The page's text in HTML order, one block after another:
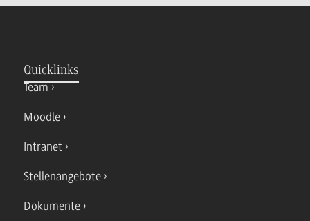
Quicklinks
Team
Moodle
Intranet
Stellenangebote
Dokumente